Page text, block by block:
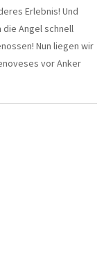
Erlebnis! Und
die Angel schnell
Nun liegen wir
vor Anker